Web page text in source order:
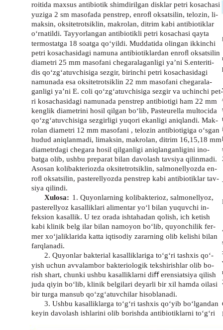
roitida maxsus antibiotik shimdirilgan disklar petri kosachasi
yuziga 2 sm masofada penstrep, enroﬂ oksatsilin, telozin, li-
maksin, oksitetrotsiklin, makrolan, ditrim kabi antibiotiklar
o‘rnatildi. Tayyorlangan antibiotikli petri kosachasi qayta
termostatga 18 soatga qo‘yildi. Muddatida olingan ikkinchi
petri kosachasidagi namuna antibiotiklardan enroﬂ oksatsilin
diametri 25 mm masofani chegaralaganligi ya’ni S.enteriti-
dis qo‘zg‘atuvchisiga sezgir, birinchi petri kosachasidagi
namunada esa oksitetrotsiklin 22 mm masofani chegarala-
ganligi ya’ni E. coli qo‘zg‘atuvchisiga sezgir va uchinchi pet-
ri kosachasidagi namunada penstrep antibiotigi ham 22 mm
kenglik diametrini hosil qilgan bo‘lib, Pasteurella multocida
qo‘zg‘atuvchisiga sezgirligi yuqori ekanligi aniqlandi. Mak-
rolan diametri 12 mm masofani , telozin antibiotigiga o‘sgan
hudud aniqlanmadi, limaksin, makrolan, ditrim 16,15,18 mm
diametrdagi chegara hosil qilganligi aniqlanganligini ino-
batga olib, ushbu preparat bilan davolash tavsiya qilinmadi.
Asosan kolibakteriozda oksitetrotsiklin, salmonellyozda en-
roﬂ oksatsilin, pasterellyozda penstrep kabi antibiotiklar tav-
siya qilindi.
Xulosa: 1. Quyonlarning kolibakterioz, salmonellyoz,
pasterellyoz kasalliklari alimentar yo‘l bilan yuquvchi in-
feksion kasallik. U tez orada ishtahadan qolish, ich ketish
kabi klinik belg ilar bilan namoyon bo‘lib, quyonchilik fer-
mer xo‘jaliklarida katta iqtisodiy zararning olib kelishi bilan
farqlanadi.
2. Quyonlar bakterial kasalliklariga to‘g‘ri tashxis qo‘-
yish uchun avvalambor bakteriologik tekshirishlar olib bo-
rish shart, chunki ushbu kasalliklarni diﬀ erensiatsiya qilish
juda qiyin bo‘lib, klinik belgilari deyarli bir xil hamda oilasi
bir turga mansub qo‘zg‘atuvchilar hisoblanadi.
3. Ushbu kasalliklarga to‘g‘ri tashxis qo‘yib bo‘lgandan
keyin davolash ishlarini olib borishda antibiotiklarni to‘g‘ri